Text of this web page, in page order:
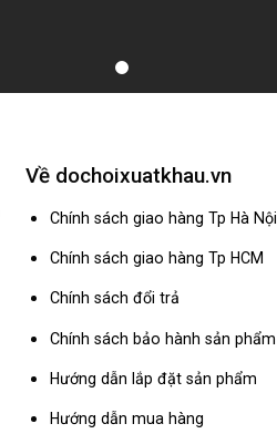
Về dochoixuatkhau.vn
Chính sách giao hàng Tp Hà Nội
Chính sách giao hàng Tp HCM
Chính sách đổi trả
Chính sách bảo hành sản phẩm
Hướng dẫn lắp đặt sản phẩm
Hướng dẫn mua hàng